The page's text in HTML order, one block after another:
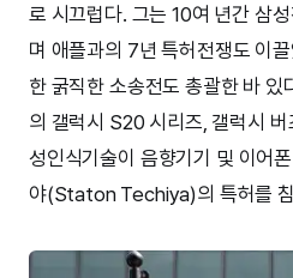
로 시끄럽다. 그는 10여 년간 삼
며 애플과의 7년 특허전쟁도 이
한 굵직한 소송전도 총괄한 바 있
의 갤럭시 S20 시리즈, 갤럭시
성인식기술이 음향기기 및 이어
야(Staton Techiya)의 특허를